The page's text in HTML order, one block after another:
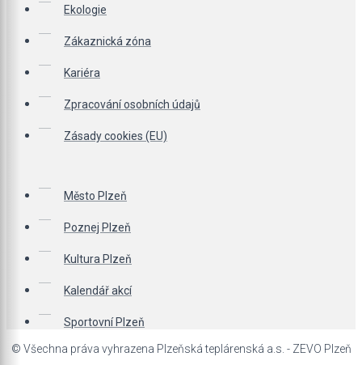
Ekologie
Zákaznická zóna
Kariéra
Zpracování osobních údajů
Zásady cookies (EU)
Město Plzeň
Poznej Plzeň
Kultura Plzeň
Kalendář akcí
Sportovní Plzeň
© Všechna práva vyhrazena Plzeňská teplárenská a.s. - ZEVO Plzeň